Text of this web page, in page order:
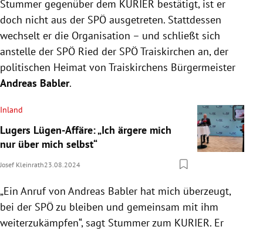
Stummer gegenüber dem KURIER bestätigt, ist er
doch nicht aus der SPÖ ausgetreten. Stattdessen
wechselt er die Organisation – und schließt sich
anstelle der SPÖ Ried der SPÖ Traiskirchen an, der
politischen Heimat von Traiskirchens Bürgermeister
Andreas Babler.
Inland
Lugers Lügen-Affäre: „Ich ärgere mich
nur über mich selbst“
Josef Kleinrath23.08.2024
„Ein Anruf von Andreas Babler hat mich überzeugt,
bei der SPÖ zu bleiben und gemeinsam mit ihm
weiterzukämpfen“, sagt Stummer zum KURIER. Er